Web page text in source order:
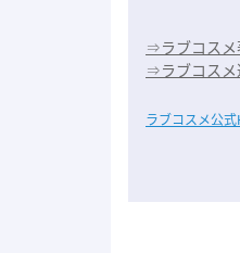
⇒ラブコス
⇒ラブコス
ラブコスメ公式